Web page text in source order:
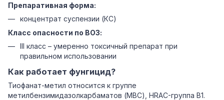
Препаративная форма:
концентрат суспензии (КС)
Класс опасности по ВОЗ:
III класс – умеренно токсичный препарат при
правильном использовании
Как работает фунгицид?
Тиофанат-метил относится к группе
метилбензимидазолкарбаматов (MBC), HRAC-группа B1.